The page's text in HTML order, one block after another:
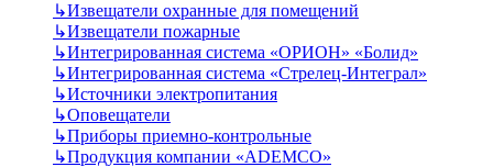
↳Извещатели охранные для помещений
↳Извещатели пожарные
↳Интегрированная система «ОРИОН» «Болид»
↳Интегрированная система «Стрелец-Интеграл»
↳Источники электропитания
↳Оповещатели
↳Приборы приемно-контрольные
↳Продукция компании «ADEMCO»